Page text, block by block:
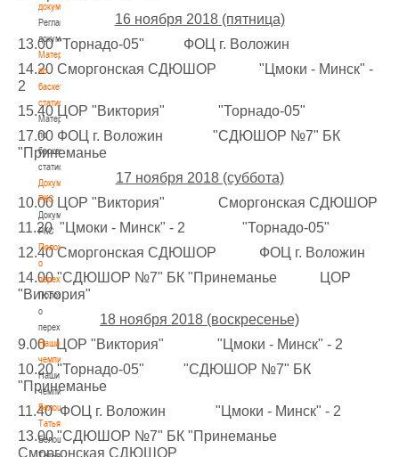
документы
Регламентирующие
документы
Материалы
по
баскетбольной
статистике
Материалы
по
баскетбольной
статистике
Документы
РКС
Документы
РКС
Положение
о
переходах
Положение
о
переходах
Наши
чемпионы
Наши
чемпионы
Белошапко
Татьяна
Белошапко
Татьяна
16 ноября 2018 (пятница)
13.00 "Торнадо-05" ФОЦ г. Воложин
14.20 Сморгонская СДЮШОР "Цмоки - Минск" -
2
15.40 ЦОР "Виктория" "Торнадо-05"
17.00 ФОЦ г. Воложин "СДЮШОР №7" БК
"Принеманье
17 ноября 2018 (суббота)
10.00 ЦОР "Виктория" Сморгонская СДЮШОР
11.20 "Цмоки - Минск" - 2 "Торнадо-05"
12.40 Сморгонская СДЮШОР ФОЦ г. Воложин
14.00 "СДЮШОР №7" БК "Принеманье ЦОР
"Виктория"
18 ноября 2018 (воскресенье)
9.00 ЦОР "Виктория" "Цмоки - Минск" - 2
10.20 "Торнадо-05" "СДЮШОР №7" БК
"Принеманье
11.40 ФОЦ г. Воложин "Цмоки - Минск" - 2
13.00 "СДЮШОР №7" БК "Принеманье
Сморгонская СДЮШОР